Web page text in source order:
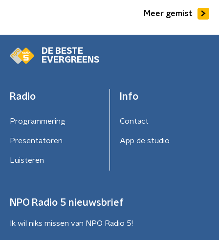
Meer gemist
DE BESTE
EVERGREENS
Radio
Programmering
Presentatoren
Luisteren
Info
Contact
App de studio
NPO Radio 5 nieuwsbrief
Ik wil niks missen van NPO Radio 5!